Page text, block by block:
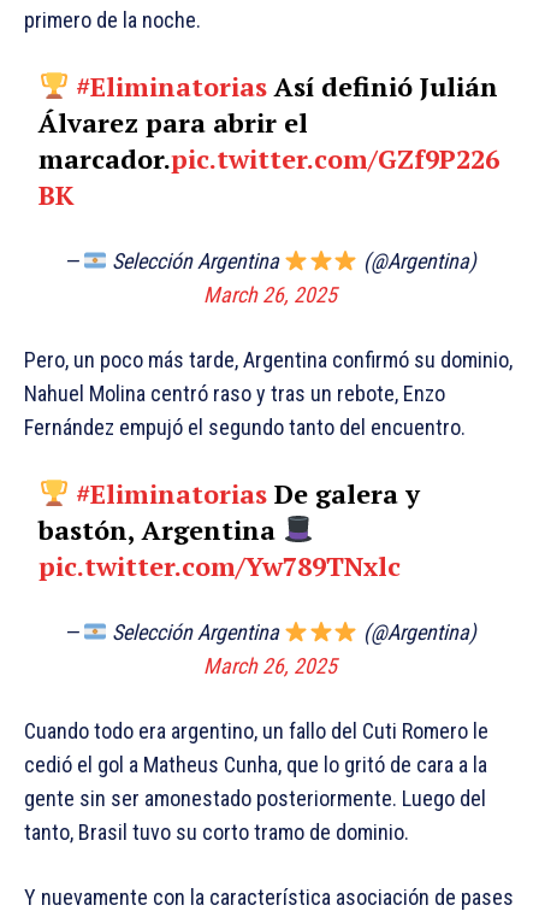
primero de la noche.
#EliminatoriasAsí definió Julián
Álvarez para abrir el
marcador.pic.twitter.com/GZf9P226
BK
— Selección Argentina
(@Argentina)
March 26, 2025
Pero, un poco más tarde, Argentina confirmó su dominio,
Nahuel Molina centró raso y tras un rebote, Enzo
Fernández empujó el segundo tanto del encuentro.
#Eliminatorias De galera y
bastón, Argentina
pic.twitter.com/Yw789TNxlc
— Selección Argentina
(@Argentina)
March 26, 2025
Cuando todo era argentino, un fallo del Cuti Romero le
cedió el gol a Matheus Cunha, que lo gritó de cara a la
gente sin ser amonestado posteriormente. Luego del
tanto, Brasil tuvo su corto tramo de dominio.
Y nuevamente con la característica asociación de pases